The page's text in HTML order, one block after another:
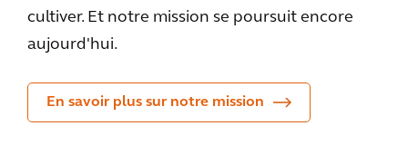
cultiver. Et notre mission se poursuit encore
aujourd'hui.
En savoir plus sur notre mission